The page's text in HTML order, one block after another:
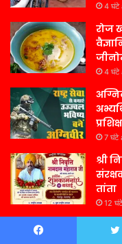
4 घंटे
रोज
4 घंटे
7 घंटे
श्री
तांता
12
Contact Us –